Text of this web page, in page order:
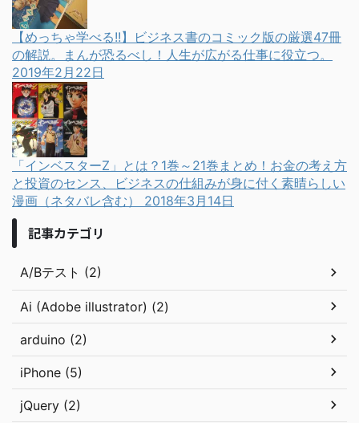
【めっちゃ学べる!!】ビジネス書のコミック版の厳選47冊
の解説。まんが恐るべし！人生が広がる仕事に役立つ。
2019年2月22日
「インベスターZ」とは？1巻～21巻まとめ！お金の考え方
と投資のセンス、ビジネスの仕組みが身に付く素晴らしい
漫画（ネタバレ含む） 2018年3月14日
記事カテゴリ
A/Bテスト (2)
Ai (Adobe illustrator) (2)
arduino (2)
iPhone (5)
jQuery (2)